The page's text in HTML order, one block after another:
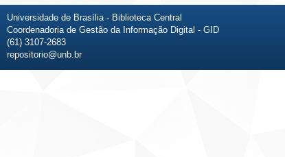
Universidade de Brasília - Biblioteca Central
Coordenadoria de Gestão da Informação Digital - GID
(61) 3107-2683
repositorio@unb.br